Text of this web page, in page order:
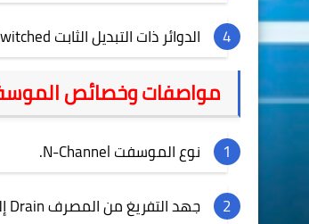
الدوائر ذات التبديل الثابت
مواصفات وخصائص
نوع الموسفتN-Channel
.
جهد التفريغ من المصرفDrain